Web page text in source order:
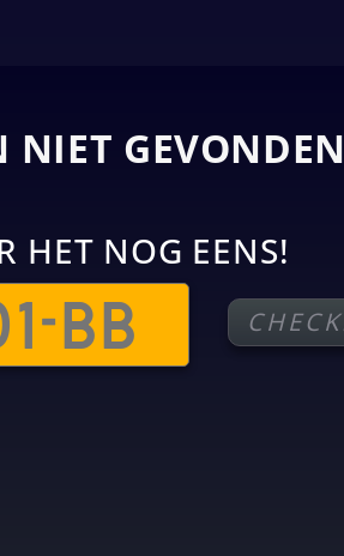
NIET GEVONDEN
HET NOG EENS!